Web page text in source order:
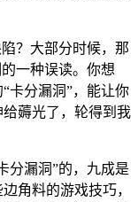
？大部分时候，那
一种误读。你想
卡分漏洞”，能让你
薅光了，轮得到我
分漏洞”的，九成是
角料的游戏技巧，